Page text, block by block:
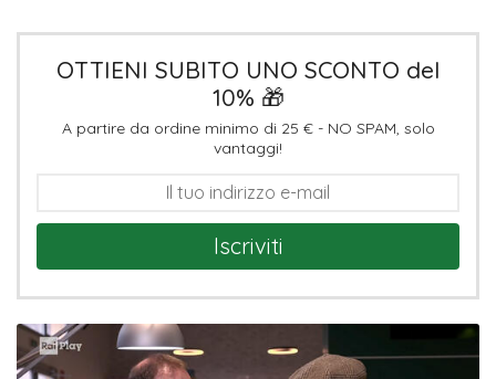
OTTIENI SUBITO UNO SCONTO del
10% 🎁
A partire da ordine minimo di 25 € - NO SPAM, solo
vantaggi!
Iscriviti